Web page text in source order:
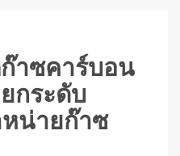
าซคาร์บอน
กระดับ
น่ายก๊าซ